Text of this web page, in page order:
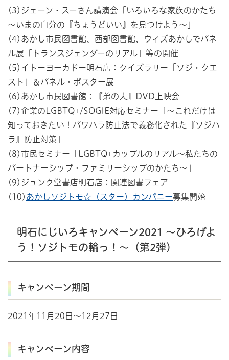
(3)ジェーン・スーさん講演会「いろいろな家族のかたち
～いまの自分の『ちょうどいい』を見つけよう～」
(4)あかし市民図書館、西部図書館、ウィズあかしでパネ
ル展「トランスジェンダーのリアル」等の開催
(5)イトーヨーカドー明石店：クイズラリー「ソジ・クエ
スト」＆パネル・ポスター展
(6)あかし市民図書館：『弟の夫』DVD上映会
(7)企業のLGBTQ+/SOGIE対応セミナー「～これだけは
知っておきたい！パワハラ防止法で義務化された『ソジハ
ラ』防止対策」
(8)市民セミナー「LGBTQ+カップルのリアル～私たちの
パートナーシップ・ファミリーシップのかたち～」
(9)ジュンク堂書店明石店：関連図書フェア
(10) あかしソジトモ☆（スター）カンパニー募集開始
明石にじいろキャンペーン2021 ～ひろげよ
う！ソジトモの輪っ！～（第2弾）
キャンペーン期間
2021年11月20日～12月27日
キャンペーン内容